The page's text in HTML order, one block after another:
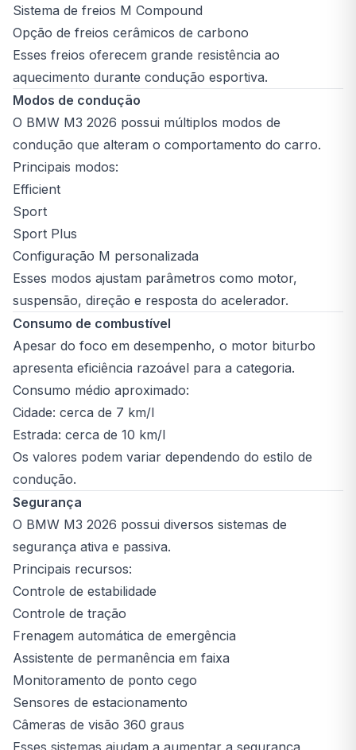
Sistema de freios M Compound
Opção de freios cerâmicos de carbono
Esses freios oferecem grande resistência ao
aquecimento durante condução esportiva.
Modos de condução
O BMW M3 2026 possui múltiplos modos de
condução que alteram o comportamento do carro.
Principais modos:
Efficient
Sport
Sport Plus
Configuração M personalizada
Esses modos ajustam parâmetros como motor,
suspensão, direção e resposta do acelerador.
Consumo de combustível
Apesar do foco em desempenho, o motor biturbo
apresenta eficiência razoável para a categoria.
Consumo médio aproximado:
Cidade: cerca de 7 km/l
Estrada: cerca de 10 km/l
Os valores podem variar dependendo do estilo de
condução.
Segurança
O BMW M3 2026 possui diversos sistemas de
segurança ativa e passiva.
Principais recursos:
Controle de estabilidade
Controle de tração
Frenagem automática de emergência
Assistente de permanência em faixa
Monitoramento de ponto cego
Sensores de estacionamento
Câmeras de visão 360 graus
Esses sistemas ajudam a aumentar a segurança